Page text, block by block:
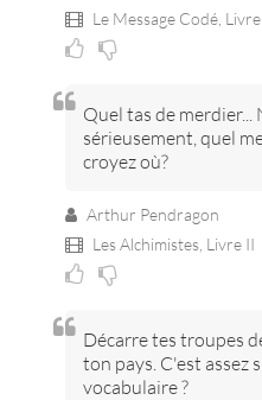
Le Message Codé,
Quel tas de merdier...
sérieusement, quel
croyez où?
Arthur Pendragon
Les Alchimistes, Livre II
Décarre tes troupes
ton pays. C'est assez
vocabulaire ?